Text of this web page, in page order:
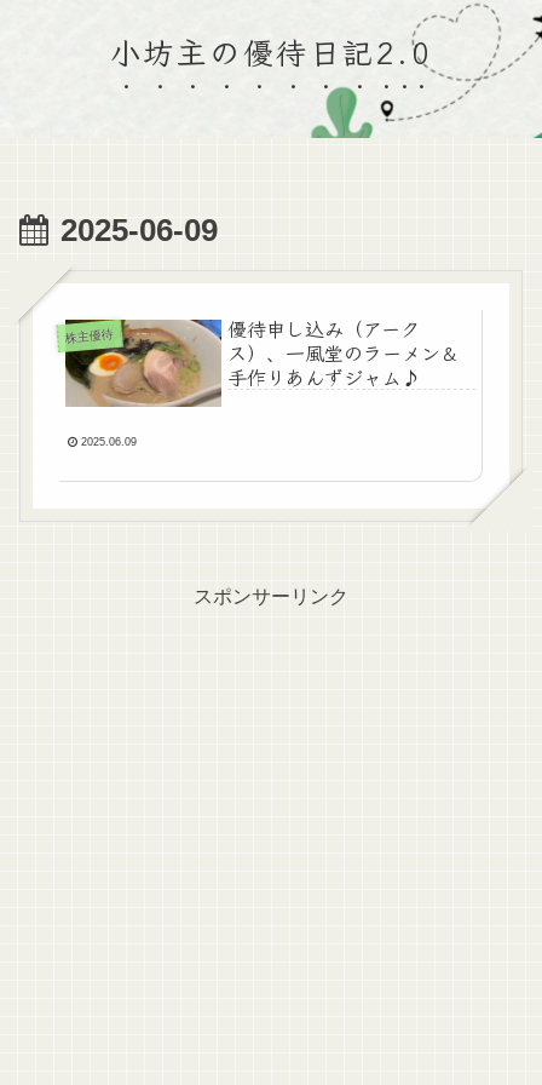
小坊主の優待日記2.0
2025-06-09
株主優待
優待申し込み（アーク
ス）、一風堂のラーメン＆
手作りあんずジャム♪
2025.06.09
スポンサーリンク